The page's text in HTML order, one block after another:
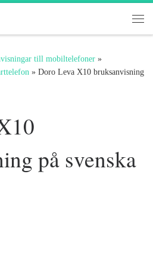
till mobiltelefoner »
» Doro Leva X10 bruksanvisning
på svenska